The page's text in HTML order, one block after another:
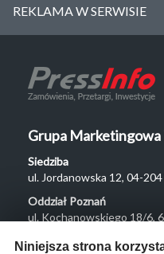
REKLAMA W SERWISIE
Grupa Marketingowa
Siedziba
ul. Jordanowska 12, 04-204
Oddział Poznań
ul. Kochanowskiego 18/6,
Menu
Niniejsza strona